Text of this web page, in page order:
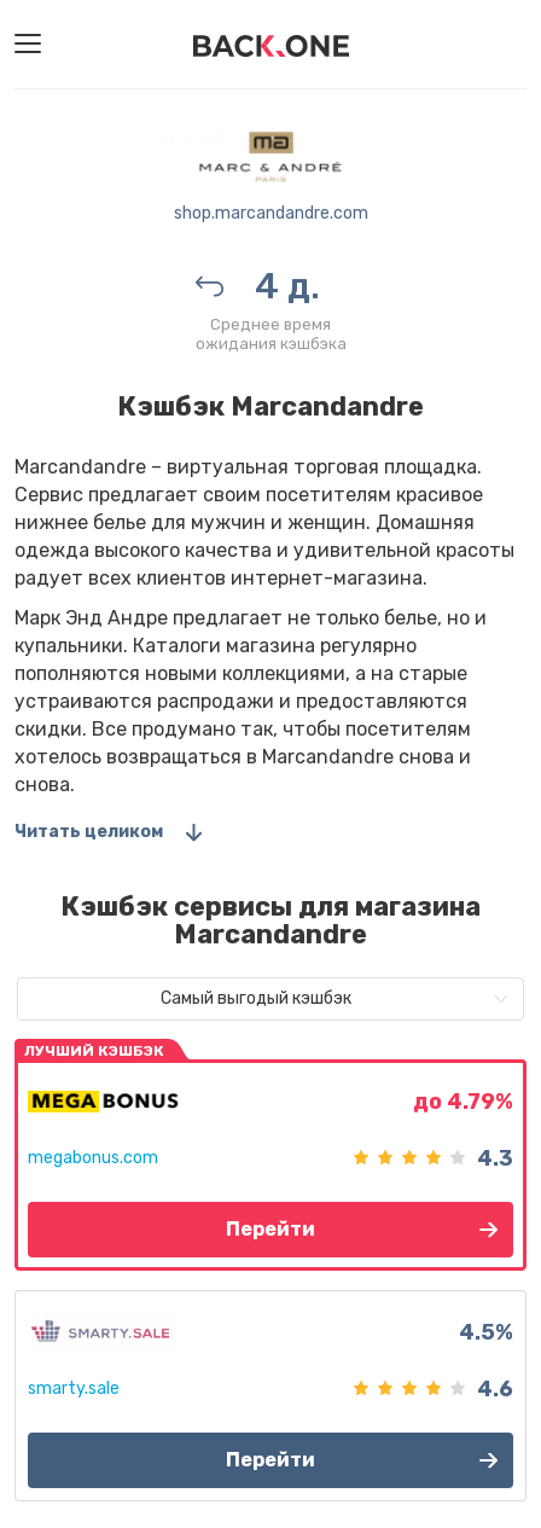
shop.marcandandre.com
4 д.
Среднее время
ожидания кэшбэка
Кэшбэк Marcandandre
Marcandandre – виртуальная торговая площадка.
Сервис предлагает своим посетителям красивое
нижнее белье для мужчин и женщин. Домашняя
одежда высокого качества и удивительной красоты
радует всех клиентов интернет-магазина.
Марк Энд Андре предлагает не только белье, но и
купальники. Каталоги магазина регулярно
пополняются новыми коллекциями, а на старые
устраиваются распродажи и предоставляются
скидки. Все продумано так, чтобы посетителям
хотелось возвращаться в Marcandandre снова и
снова.
Читать целиком
Кэшбэк сервисы для магазина
Marcandandre
Самый выгодый кэшбэк
ЛУЧШИЙ КЭШБЭК
megabonus.com
до 4.79%
4.3
Перейти
smarty.sale
4.5%
4.6
Перейти